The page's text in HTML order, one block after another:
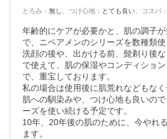
とろみ ： 無し つけ心地 ： とても良い コスパ ：
年齢的にケアが必要かと、肌の調子
で、ニベアメンのシリーズを数種類使
洗顔の後や、出かける前、髭剃り後
で使えて、肌の保湿やコンディショ
で、重宝しております。
私の場合は使用後に肌荒れなどもなく
肌への馴染みや、つけ心地も良いの
ーズを使い続ける予定です。
10年、20年後の肌のために、今やれ
ます。